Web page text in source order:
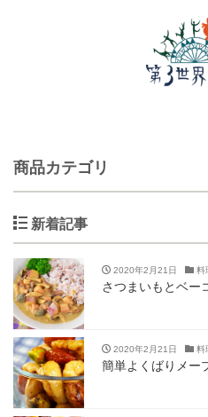
商品カテゴリ
新着記事
2020年2月21日 料
さつまいもとベー
2020年2月21日 料
簡単よくばりメー